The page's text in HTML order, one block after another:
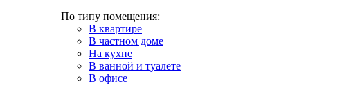
По типу помещения:
В квартире
В частном доме
На кухне
В ванной и туалете
В офисе